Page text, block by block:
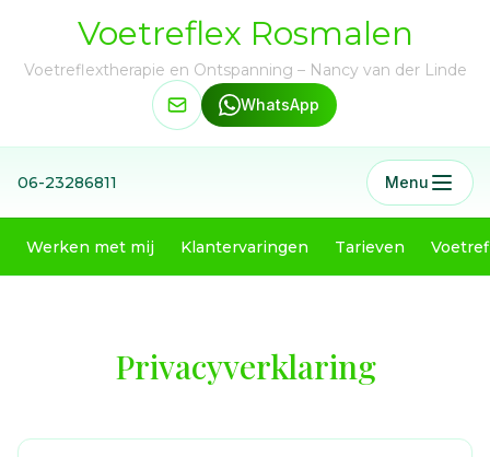
Voetreflex Rosmalen
Voetreflextherapie en Ontspanning – Nancy van der Linde
WhatsApp
06-23286811 Menu
Werken met mij Klantervaringen Tarieven
Privacyverklaring